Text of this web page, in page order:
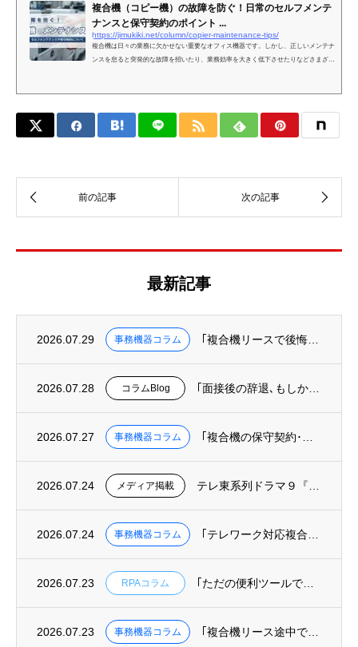
複合機（コピー機）の故障を防ぐ！日常のセルフメンテ
ナンスと保守契約のポイント ...
https://jimukiki.net/column/copier-maintenance-tips/
複合機は日々の業務に欠かせない重要なオフィス機器です。しかし、正しいメンテナ
ンスを怠ると突発的な故障を招いたり、業務効率を大きく低下させたりなどさまざま
最新記事
2026.07.29 事務機器コラム ｢複合機リースで後悔しないために知っておくべき３つのこと｣を掲載
2026.07.28 コラムBlog ｢面接後の辞退､もしかして“オフィスというUI”の欠陥が原因かも?｣を掲載
2026.07.27 事務機器コラム ｢複合機の保守契約･カウンター料金を徹底解説｜トータルコストの正しい計算方法｣を掲載
2026.07.24 メディア掲載 テレ東系列ドラマ９『リーガルビート –逆転の法廷–』へ美術協力しました
2026.07.24 事務機器コラム ｢テレワーク対応複合機の選び方｜リモート印刷･クラウド保存ができる機種と業者｣を掲載
2026.07.23 RPAコラム ｢ただの便利ツールではもったいない！RPAを組織を変える武器にする方法｣を掲載
2026.07.23 事務機器コラム ｢複合機リース途中での機種変更･乗り換えは可能？費用と手続きを解説｣を掲載